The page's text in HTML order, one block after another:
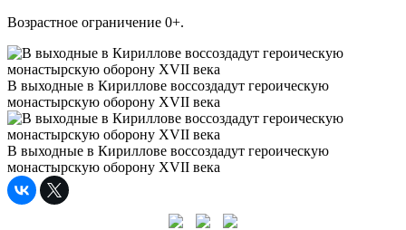
Возрастное ограничение 0+.
В выходные в Кириллове воссоздадут героическую
монастырскую оборону XVII века
В выходные в Кириллове воссоздадут героическую
монастырскую оборону XVII века